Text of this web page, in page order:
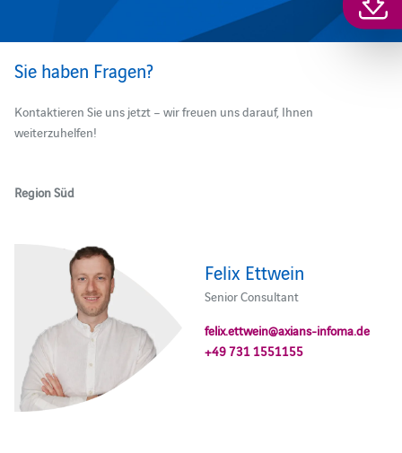
Sie haben Fragen?
Kontaktieren Sie uns jetzt – wir freuen uns darauf, Ihnen
weiterzuhelfen!
Region Süd
Felix Ettwein
Senior Consultant
felix.ettwein@axians-infoma.de
+49 731 1551155